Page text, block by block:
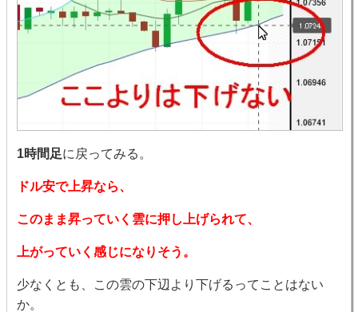
1時間足に戻ってみる。
ドル安で上昇なら、
このまま昇っていく雲に押し上げられて、
上がっていく感じになりそう。
少なくとも、この雲の下辺より下げるってことはない
か。